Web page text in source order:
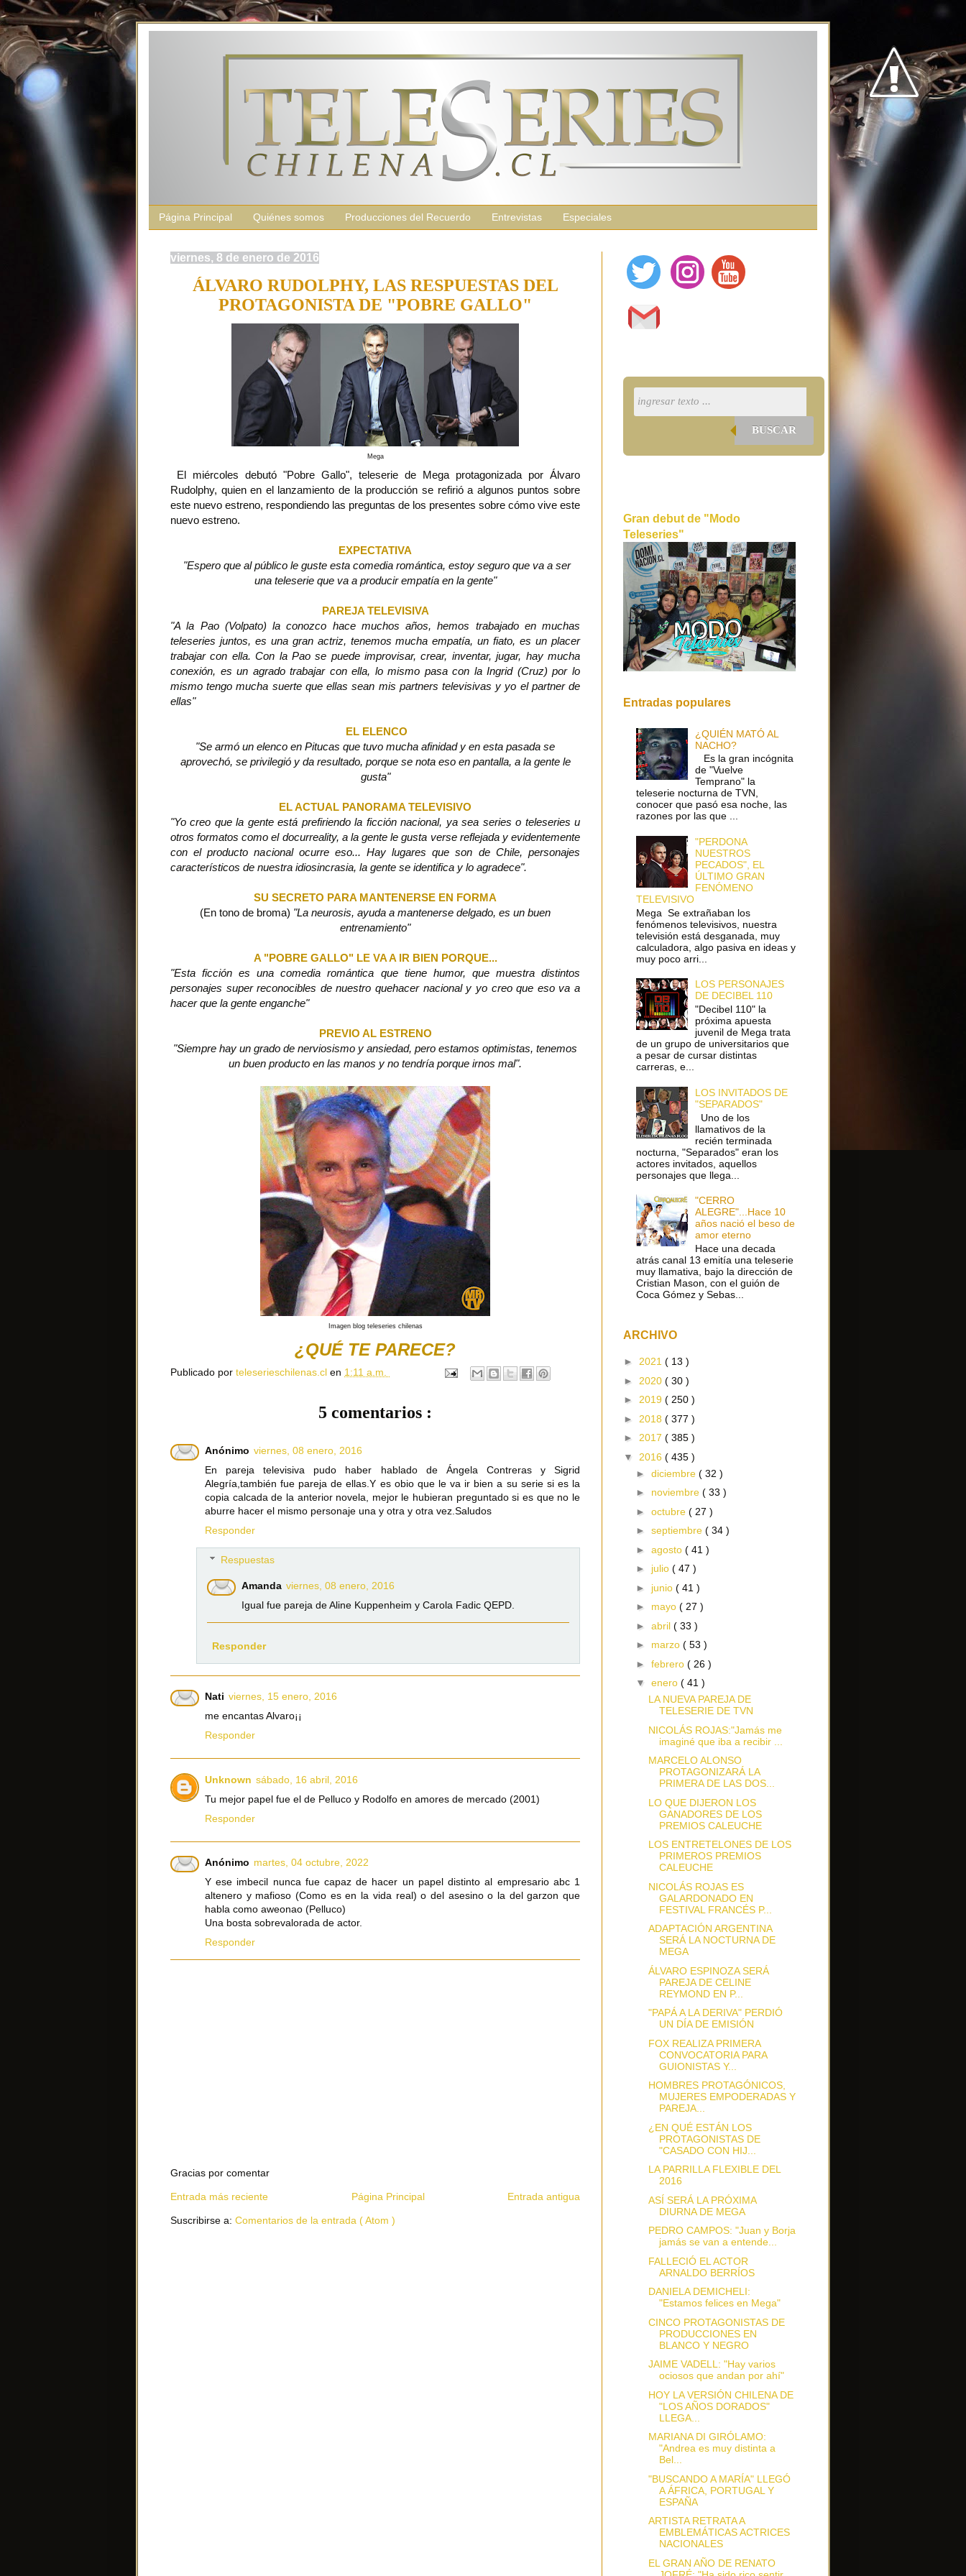
Página Principal Quiénes somos Producciones del Recuerdo Entrevistas Especiales
viernes, 8 de enero de 2016
ÁLVARO RUDOLPHY, LAS RESPUESTAS DEL
PROTAGONISTA DE "POBRE GALLO"
Mega
El miércoles debutó "Pobre Gallo", teleserie de Mega protagonizada por Álvaro
Rudolphy, quien en el lanzamiento de la producción se refirió a algunos puntos sobre
este nuevo estreno, respondiendo las preguntas de los presentes sobre cómo vive este
nuevo estreno.
EXPECTATIVA
"Espero que al público le guste esta comedia romántica, estoy seguro que va a ser
una teleserie que va a producir empatía en la gente"
PAREJA TELEVISIVA
"A la Pao (Volpato) la conozco hace muchos años, hemos trabajado en muchas
teleseries juntos, es una gran actriz, tenemos mucha empatía, un fiato, es un placer
trabajar con ella. Con la Pao se puede improvisar, crear, inventar, jugar, hay mucha
conexión, es un agrado trabajar con ella, lo mismo pasa con la Ingrid (Cruz) por lo
mismo tengo mucha suerte que ellas sean mis partners televisivas y yo el partner de
ellas"
EL ELENCO
"Se armó un elenco en Pitucas que tuvo mucha afinidad y en esta pasada se
aprovechó, se privilegió y da resultado, porque se nota eso en pantalla, a la gente le
gusta"
EL ACTUAL PANORAMA TELEVISIVO
"Yo creo que la gente está prefiriendo la ficción nacional, ya sea series o teleseries u
otros formatos como el docurreality, a la gente le gusta verse reflejada y evidentemente
con el producto nacional ocurre eso... Hay lugares que son de Chile, personajes
característicos de nuestra idiosincrasia, la gente se identifica y lo agradece".
SU SECRETO PARA MANTENERSE EN FORMA
(En tono de broma) "La neurosis, ayuda a mantenerse delgado, es un buen
entrenamiento"
A "POBRE GALLO" LE VA A IR BIEN PORQUE...
"Esta ficción es una comedia romántica que tiene humor, que muestra distintos
personajes super reconocibles de nuestro quehacer nacional y yo creo que eso va a
hacer que la gente enganche"
PREVIO AL ESTRENO
"Siempre hay un grado de nerviosismo y ansiedad, pero estamos optimistas, tenemos
un buen producto en las manos y no tendría porque irnos mal".
Imagen blog teleseries chilenas
¿QUÉ TE PARECE?
Publicado por teleserieschilenas.cl en 1:11 a.m.
5 comentarios :
Anónimo viernes, 08 enero, 2016
En pareja televisiva pudo haber hablado de Ángela Contreras y Sigrid
Alegría,también fue pareja de ellas.Y es obio que le va ir bien a su serie si es la
copia calcada de la anterior novela, mejor le hubieran preguntado si es que no le
aburre hacer el mismo personaje una y otra y otra vez.Saludos
Responder
Respuestas
Amanda viernes, 08 enero, 2016
Igual fue pareja de Aline Kuppenheim y Carola Fadic QEPD.
Responder
Nati viernes, 15 enero, 2016
me encantas Alvaro¡¡
Responder
Unknown sábado, 16 abril, 2016
Tu mejor papel fue el de Pelluco y Rodolfo en amores de mercado (2001)
Responder
Anónimo martes, 04 octubre, 2022
Y ese imbecil nunca fue capaz de hacer un papel distinto al empresario abc 1
altenero y mafioso (Como es en la vida real) o del asesino o la del garzon que
habla como aweonao (Pelluco)
Una bosta sobrevalorada de actor.
Responder
Gracias por comentar
Entrada más reciente Entrada antigua
Página Principal
Suscribirse a: Comentarios de la entrada ( Atom )
BUSCAR
Gran debut de "Modo
Teleseries"
Entradas populares
¿QUIÉN MATÓ AL
NACHO?
Es la gran incógnita
de "Vuelve
Temprano" la
teleserie nocturna de TVN,
conocer que pasó esa noche, las
razones por las que ...
"PERDONA
NUESTROS
PECADOS", EL
ÚLTIMO GRAN
FENÓMENO
TELEVISIVO
Mega Se extrañaban los
fenómenos televisivos, nuestra
televisión está desganada, muy
calculadora, algo pasiva en ideas y
muy poco arri...
LOS PERSONAJES
DE DECIBEL 110
"Decibel 110" la
próxima apuesta
juvenil de Mega trata
de un grupo de universitarios que
a pesar de cursar distintas
carreras, e...
LOS INVITADOS DE
"SEPARADOS"
Uno de los
llamativos de la
recién terminada
nocturna, "Separados" eran los
actores invitados, aquellos
personajes que llega...
"CERRO
ALEGRE"...Hace 10
años nació el beso de
amor eterno
Hace una decada
atrás canal 13 emitía una teleserie
muy llamativa, bajo la dirección de
Cristian Mason, con el guión de
Coca Gómez y Sebas...
ARCHIVO
► 2021 ( 13 )
► 2020 ( 30 )
► 2019 ( 250 )
► 2018 ( 377 )
► 2017 ( 385 )
▼ 2016 ( 435 )
► diciembre ( 32 )
► noviembre ( 33 )
► octubre ( 27 )
► septiembre ( 34 )
► agosto ( 41 )
► julio ( 47 )
► junio ( 41 )
► mayo ( 27 )
► abril ( 33 )
► marzo ( 53 )
► febrero ( 26 )
▼ enero ( 41 )
LA NUEVA PAREJA DE
TELESERIE DE TVN
NICOLÁS ROJAS:"Jamás me
imaginé que iba a recibir ...
MARCELO ALONSO
PROTAGONIZARÁ LA
PRIMERA DE LAS DOS...
LO QUE DIJERON LOS
GANADORES DE LOS
PREMIOS CALEUCHE
LOS ENTRETELONES DE LOS
PRIMEROS PREMIOS
CALEUCHE
NICOLÁS ROJAS ES
GALARDONADO EN
FESTIVAL FRANCÉS P...
ADAPTACIÓN ARGENTINA
SERÁ LA NOCTURNA DE
MEGA
ÁLVARO ESPINOZA SERÁ
PAREJA DE CELINE
REYMOND EN P...
"PAPÁ A LA DERIVA" PERDIÓ
UN DÍA DE EMISIÓN
FOX REALIZA PRIMERA
CONVOCATORIA PARA
GUIONISTAS Y...
HOMBRES PROTAGÓNICOS,
MUJERES EMPODERADAS Y
PAREJA...
¿EN QUÉ ESTÁN LOS
PROTAGONISTAS DE
"CASADO CON HIJ...
LA PARRILLA FLEXIBLE DEL
2016
ASÍ SERÁ LA PRÓXIMA
DIURNA DE MEGA
PEDRO CAMPOS: "Juan y Borja
jamás se van a entende...
FALLECIÓ EL ACTOR
ARNALDO BERRÍOS
DANIELA DEMICHELI:
"Estamos felices en Mega"
CINCO PROTAGONISTAS DE
PRODUCCIONES EN
BLANCO Y NEGRO
JAIME VADELL: "Hay varios
ociosos que andan por ahí"
HOY LA VERSIÓN CHILENA DE
"LOS AÑOS DORADOS"
LLEGA...
MARIANA DI GIRÓLAMO:
"Andrea es muy distinta a
Bel...
"BUSCANDO A MARÍA" LLEGÓ
A ÁFRICA, PORTUGAL Y
ESPAÑA
ARTISTA RETRATA A
EMBLEMÁTICAS ACTRICES
NACIONALES
EL GRAN AÑO DE RENATO